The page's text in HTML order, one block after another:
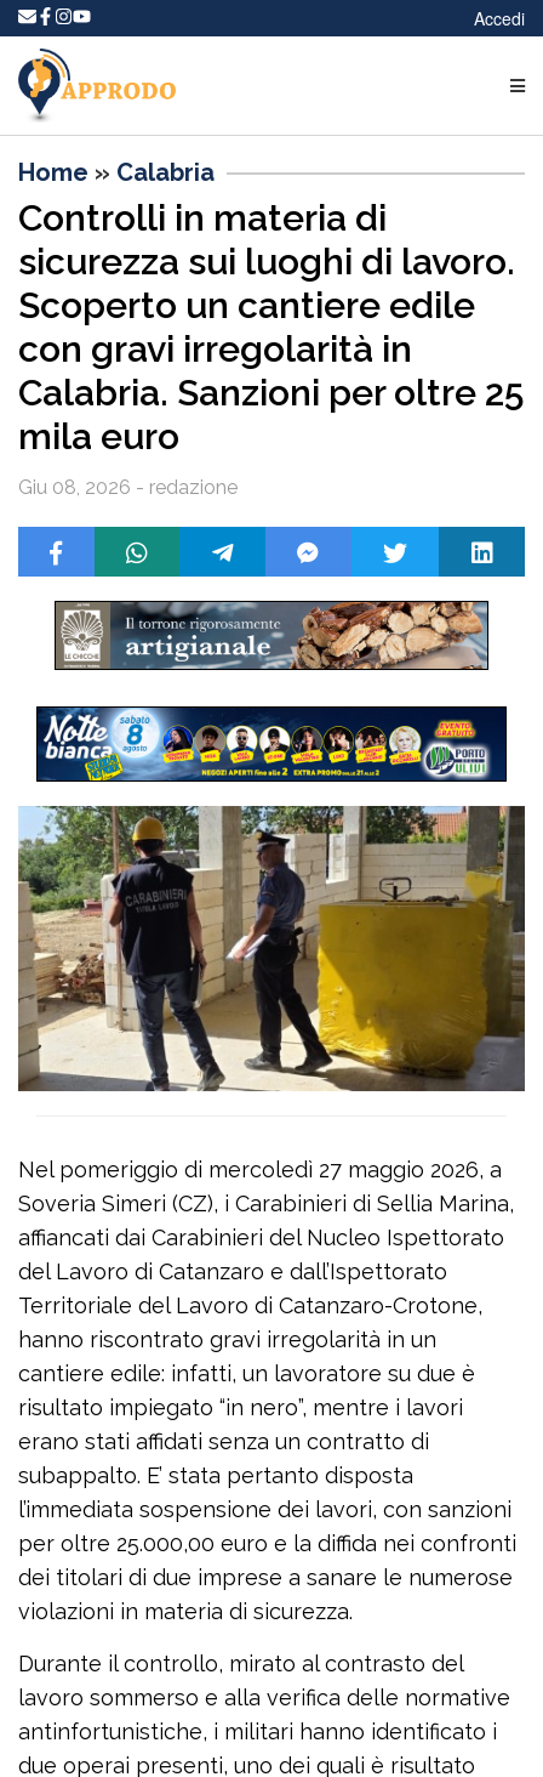
Accedi
Home » Calabria
Controlli in materia di
sicurezza sui luoghi di lavoro.
Scoperto un cantiere edile
con gravi irregolarità in
Calabria. Sanzioni per oltre 25
mila euro
Giu 08, 2026 - redazione
Nel pomeriggio di mercoledì 27 maggio 2026, a
Soveria Simeri (CZ), i Carabinieri di Sellia Marina,
affiancati dai Carabinieri del Nucleo Ispettorato
del Lavoro di Catanzaro e dall’Ispettorato
Territoriale del Lavoro di Catanzaro-Crotone,
hanno riscontrato gravi irregolarità in un
cantiere edile: infatti, un lavoratore su due è
risultato impiegato “in nero”, mentre i lavori
erano stati affidati senza un contratto di
subappalto. E’ stata pertanto disposta
l’immediata sospensione dei lavori, con sanzioni
per oltre 25.000,00 euro e la diffida nei confronti
dei titolari di due imprese a sanare le numerose
violazioni in materia di sicurezza.
Durante il controllo, mirato al contrasto del
lavoro sommerso e alla verifica delle normative
antinfortunistiche, i militari hanno identificato i
due operai presenti, uno dei quali è risultato